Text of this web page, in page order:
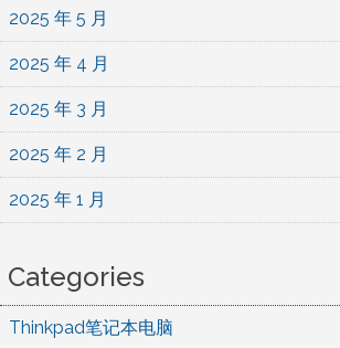
2025 年 5 月
2025 年 4 月
2025 年 3 月
2025 年 2 月
2025 年 1 月
Categories
Thinkpad笔记本电脑